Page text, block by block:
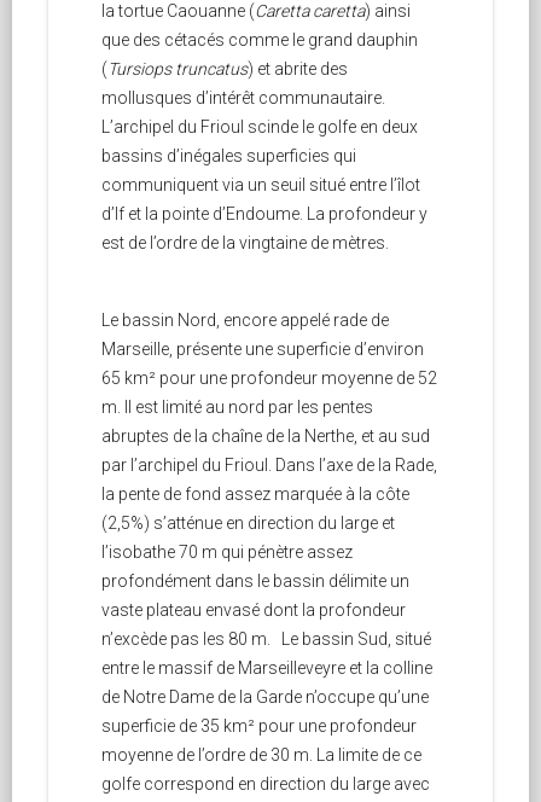
la tortue Caouanne (Caretta caretta) ainsi
que des cétacés comme le grand dauphin
(Tursiops truncatus) et abrite des
mollusques d’intérêt communautaire.
L’archipel du Frioul scinde le golfe en deux
bassins d’inégales superficies qui
communiquent via un seuil situé entre l’îlot
d’If et la pointe d’Endoume. La profondeur y
est de l’ordre de la vingtaine de mètres.
Le bassin Nord, encore appelé rade de
Marseille, présente une superficie d’environ
65 km² pour une profondeur moyenne de 52
m. Il est limité au nord par les pentes
abruptes de la chaîne de la Nerthe, et au sud
par l’archipel du Frioul. Dans l’axe de la Rade,
la pente de fond assez marquée à la côte
(2,5%) s’atténue en direction du large et
l’isobathe 70 m qui pénètre assez
profondément dans le bassin délimite un
vaste plateau envasé dont la profondeur
n’excède pas les 80 m. Le bassin Sud, situé
entre le massif de Marseilleveyre et la colline
de Notre Dame de la Garde n’occupe qu’une
superficie de 35 km² pour une profondeur
moyenne de l’ordre de 30 m. La limite de ce
golfe correspond en direction du large avec